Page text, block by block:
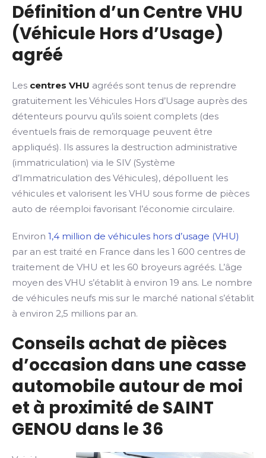
Définition d’un Centre VHU
(Véhicule Hors d’Usage)
agréé
Les centres VHU agréés sont tenus de reprendre
gratuitement les Véhicules Hors d’Usage auprès des
détenteurs pourvu qu’ils soient complets (des
éventuels frais de remorquage peuvent être
appliqués). Ils assures la destruction administrative
(immatriculation) via le SIV (Système
d’Immatriculation des Véhicules), dépolluent les
véhicules et valorisent les VHU sous forme de pièces
auto de réemploi favorisant l’économie circulaire.
Environ 1,4 million de véhicules hors d’usage (VHU)
par an est traité en France dans les 1 600 centres de
traitement de VHU et les 60 broyeurs agréés. L’âge
moyen des VHU s’établit à environ 19 ans. Le nombre
de véhicules neufs mis sur le marché national s’établit
à environ 2,5 millions par an.
Conseils achat de pièces
d’occasion dans une casse
automobile autour de moi
et à proximité de SAINT
GENOU dans le 36